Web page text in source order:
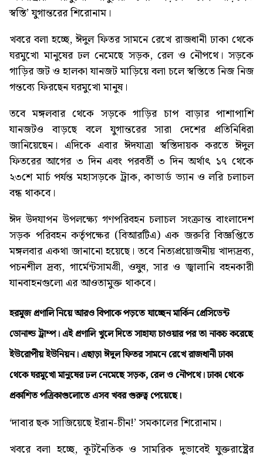
স্বস্তি’যুগান্তরের শিরোনাম।
খবরে বলা হচ্ছে, ঈদুল ফিতর সামনে রেখে রাজধানী ঢাকা থেকে
ঘরমুখো মানুষের ঢল নেমেছে সড়ক, রেল ও নৌপথে। সড়কে
গাড়ির জট ও হালকা যানজট মাড়িয়ে বলা চলে স্বস্তিতে নিজ নিজ
গন্তব্যে ফিরছেন ঘরমুখো মানুষ।
তবে মঙ্গলবার থেকে সড়কে গাড়ির চাপ বাড়ার পাশাপাশি
যানজটও বাড়ছে বলে যুগান্তরের সারা দেশের প্রতিনিধিরা
জানিয়েছেন। এদিকে এবার ঈদযাত্রা স্বস্তিদায়ক করতে ঈদুল
ফিতরের আগের ৩ দিন এবং পরবর্তী ৩ দিন অর্থাৎ ১৭ থেকে
২৩শে মার্চ পর্যন্ত মহাসড়কে ট্রাক, কাভার্ড ভ্যান ও লরি চলাচল
বন্ধ থাকবে।
ঈদ উদযাপন উপলক্ষ্যে গণপরিবহন চলাচল সংক্রান্ত বাংলাদেশ
সড়ক পরিবহন কর্তৃপক্ষের (বিআরটিএ) এক জরুরি বিজ্ঞপ্তিতে
মঙ্গলবার একথা জানানো হয়েছে। তবে নিত্যপ্রয়োজনীয় খাদ্যদ্রব্য,
পচনশীল দ্রব্য, গার্মেন্টসামগ্রী, ওষুধ, সার ও জ্বালানি বহনকারী
যানবাহনগুলো এর আওতামুক্ত থাকবে।
হরমুজ প্রণালি নিয়ে আরও বিপাকে পড়তে যাচ্ছেন মার্কিন প্রেসিডেন্ট
ডোনাল্ড ট্রাম্প। এই প্রণালি খুলে দিতে সাহায্য চাওয়ার পর তা নাকচ করেছে
ইউরোপীয় ইউনিয়ন। এছাড়া ঈদুল ফিতর সামনে রেখে রাজধানী ঢাকা
থেকে ঘরমুখো মানুষের ঢল নেমেছে সড়ক, রেল ও নৌপথে। ঢাকা থেকে
প্রকাশিত পত্রিকাগুলোতে এসব খবর গুরুত্ব পেয়েছে।
‘দাবার ছক সাজিয়েছে ইরান-চীন!’সমকালের শিরোনাম।
খবরে বলা হচ্ছে, কূটনৈতিক ও সামরিক দুভাবেই যুক্তরাষ্ট্রের